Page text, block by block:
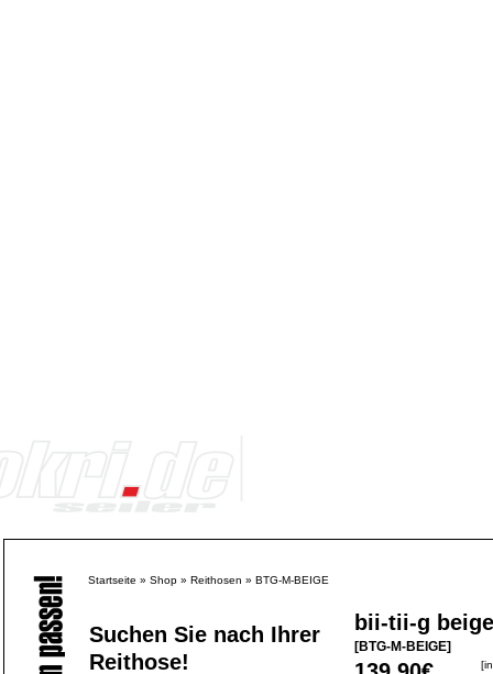
Startseite » Shop » Reithosen » BTG-M-BEIGE
Suchen Sie nach Ihrer
Reithose!
bii-tii-g beige
[BTG-M-BEIGE]